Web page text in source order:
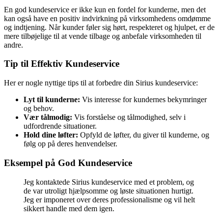
En god kundeservice er ikke kun en fordel for kunderne, men det
kan også have en positiv indvirkning på virksomhedens omdømme
og indtjening. Når kunder føler sig hørt, respekteret og hjulpet, er de
mere tilbøjelige til at vende tilbage og anbefale virksomheden til
andre.
Tip til Effektiv Kundeservice
Her er nogle nyttige tips til at forbedre din Sirius kundeservice:
Lyt til kunderne: Vis interesse for kundernes bekymringer
og behov.
Vær tålmodig: Vis forståelse og tålmodighed, selv i
udfordrende situationer.
Hold dine løfter: Opfyld de løfter, du giver til kunderne, og
følg op på deres henvendelser.
Eksempel på God Kundeservice
Jeg kontaktede Sirius kundeservice med et problem, og
de var utroligt hjælpsomme og løste situationen hurtigt.
Jeg er imponeret over deres professionalisme og vil helt
sikkert handle med dem igen.